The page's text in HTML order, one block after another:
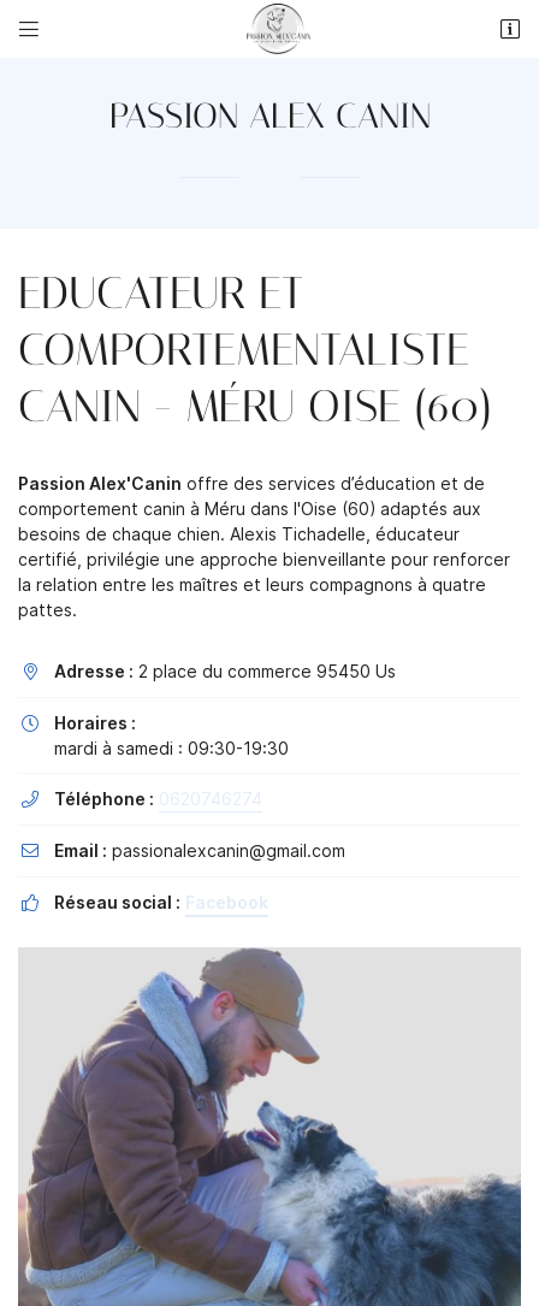
 
06 20 74 62 74
 Adresse email de réception
 Rafraîchir le captcha
commerciales à l'adresse email indiqué ci-dessus. Vous pouvez vous
désinscrire à tout moment en utilisantle formulaire de désinscription
PASSION ALEX CANIN
EDUCATEUR ET
COMPORTEMENTALISTE
CANIN - MÉRU OISE (60)
Passion Alex'Canin offre des services d’éducation et de
comportement canin à Méru dans l'Oise (60) adaptés aux
besoins de chaque chien. Alexis Tichadelle, éducateur
certifié, privilégie une approche bienveillante pour renforcer
la relation entre les maîtres et leurs compagnons à quatre
pattes.
 Adresse : 2 place du commerce 95450 Us

Horaires :
mardi à samedi : 09:30-19:30
 Téléphone : 0620746274
 Email : passionalexcanin@gmail.com
 Réseau social : Facebook